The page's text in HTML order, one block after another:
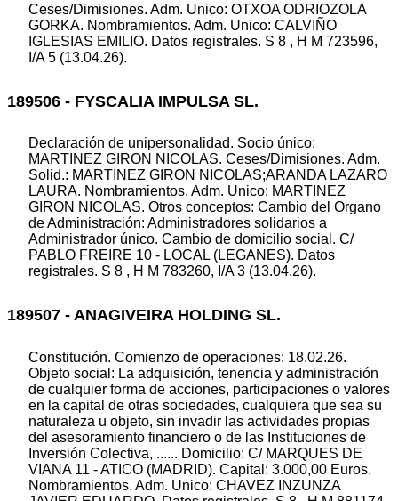
Ceses/Dimisiones. Adm. Unico: OTXOA ODRIOZOLA
GORKA. Nombramientos. Adm. Unico: CALVIÑO
IGLESIAS EMILIO. Datos registrales. S 8 , H M 723596,
I/A 5 (13.04.26).
189506 - FYSCALIA IMPULSA SL.
Declaración de unipersonalidad. Socio único:
MARTINEZ GIRON NICOLAS. Ceses/Dimisiones. Adm.
Solid.: MARTINEZ GIRON NICOLAS;ARANDA LAZARO
LAURA. Nombramientos. Adm. Unico: MARTINEZ
GIRON NICOLAS. Otros conceptos: Cambio del Organo
de Administración: Administradores solidarios a
Administrador único. Cambio de domicilio social. C/
PABLO FREIRE 10 - LOCAL (LEGANES). Datos
registrales. S 8 , H M 783260, I/A 3 (13.04.26).
189507 - ANAGIVEIRA HOLDING SL.
Constitución. Comienzo de operaciones: 18.02.26.
Objeto social: La adquisición, tenencia y administración
de cualquier forma de acciones, participaciones o valores
en la capital de otras sociedades, cualquiera que sea su
naturaleza u objeto, sin invadir las actividades propias
del asesoramiento financiero o de las Instituciones de
Inversión Colectiva, ...... Domicilio: C/ MARQUES DE
VIANA 11 - ATICO (MADRID). Capital: 3.000,00 Euros.
Nombramientos. Adm. Unico: CHAVEZ INZUNZA